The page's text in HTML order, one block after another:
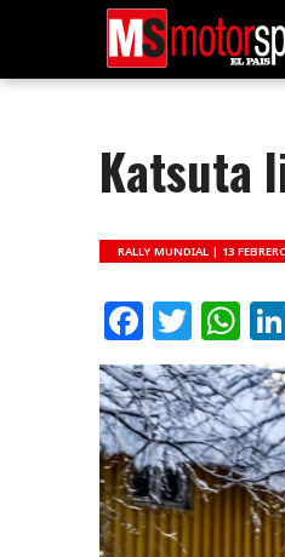
Katsuta
RALLY MUNDIAL | 13